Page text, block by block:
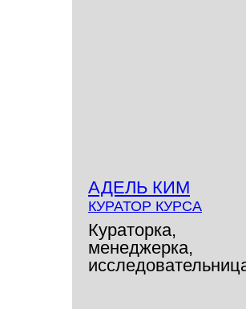
АДЕЛЬ КИМ
КУРАТОР КУРСА
Кураторка,
менеджерка,